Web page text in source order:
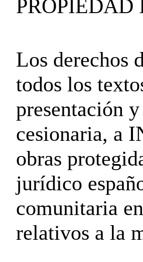
Los derechos
todos los
presentación
cesionaria, a
obras
jurídico
comunitaria
relativos a la